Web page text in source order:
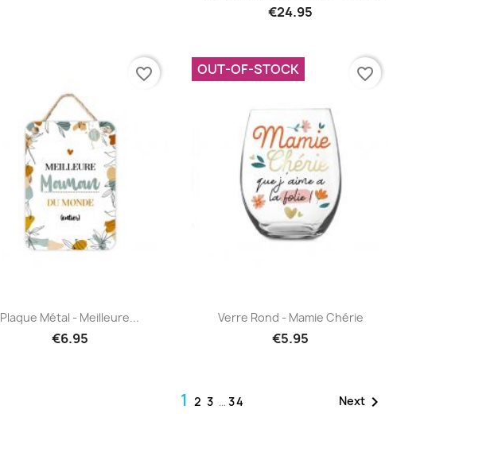
€24.95
Quick view
Plaque Métal - Meilleure...
€6.95
favorite_border
Quick view
Verre Rond - Mamie Chérie
€5.95
OUT-OF-STOCK favorite_border
1 2 3 … 34 Next